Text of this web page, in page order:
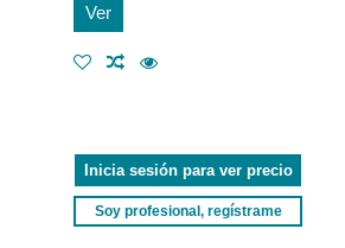
Ver
Inicia sesión para ver precio
Soy profesional, regístrame